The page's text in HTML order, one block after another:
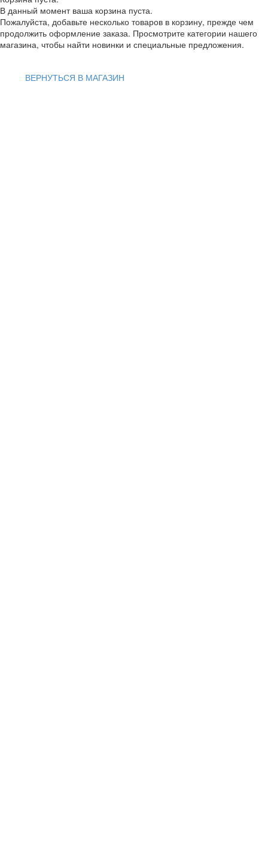
В данный момент ваша корзина пуста.
Пожалуйста, добавьте несколько товаров в корзину, прежде чем
продолжить оформление заказа. Просмотрите категории нашего
магазина, чтобы найти новинки и специальные предложения.
ВЕРНУТЬСЯ В МАГАЗИН